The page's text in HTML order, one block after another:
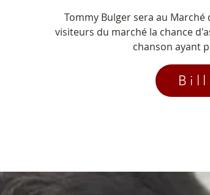
Tommy Bulger sera au
visiteurs du marché la chance
chanson ayant
Les